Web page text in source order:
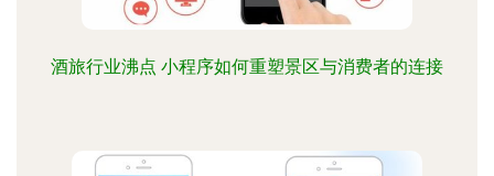
酒旅行业沸点 小程序如何重塑景区与消费者的连接